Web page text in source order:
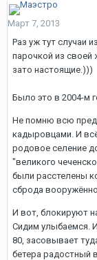
Март 7, 2013
Раз уж тут случаи
парочкой из своей
зато настоящие.)))
Было это в 2004-м
Не помню всю
кадыровцами. И
родовое селение
"великого
были расстелены
сброда
И вот, блокируют
Сидим улыбаемся.
80, засовывает
бетера радостный